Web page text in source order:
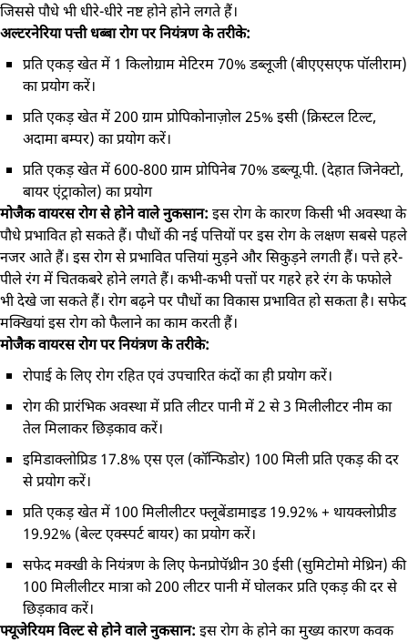
जिससे पौधे भी धीरे-धीरे नष्ट होने होने लगते हैं।
अल्टरनेरिया पत्ती धब्बा रोग पर नियंत्रण के तरीके:
प्रति एकड़ खेत में 1 किलोग्राम मेटिरम 70% डब्लूजी (बीएएसएफ पॉलीराम)
का प्रयोग करें।
प्रति एकड़ खेत में 200 ग्राम प्रोपिकोनाज़ोल 25% इसी (क्रिस्टल टिल्ट,
अदामा बम्पर) का प्रयोग करें।
प्रति एकड़ खेत में 600-800 ग्राम प्रोपिनेब 70% डब्ल्यू.पी. (देहात जिनेक्टो,
बायर एंट्राकोल) का प्रयोग
मोजैक वायरस रोग से होने वाले नुकसान: इस रोग के कारण किसी भी अवस्था के
पौधे प्रभावित हो सकते हैं। पौधों की नई पत्तियों पर इस रोग के लक्षण सबसे पहले
नजर आते हैं। इस रोग से प्रभावित पत्तियां मुड़ने और सिकुड़ने लगती हैं। पत्ते हरे-
पीले रंग में चितकबरे होने लगते हैं। कभी-कभी पत्तों पर गहरे हरे रंग के फफोले
भी देखे जा सकते हैं। रोग बढ़ने पर पौधों का विकास प्रभावित हो सकता है। सफेद
मक्खियां इस रोग को फैलाने का काम करती हैं।
मोजैक वायरस रोग पर नियंत्रण के तरीके:
रोपाई के लिए रोग रहित एवं उपचारित कंदों का ही प्रयोग करें।
रोग की प्रारंभिक अवस्था में प्रति लीटर पानी में 2 से 3 मिलीलीटर नीम का
तेल मिलाकर छिड़काव करें।
इमिडाक्लोप्रिड 17.8% एस एल (कॉन्फिडोर) 100 मिली प्रति एकड़ की दर
से प्रयोग करें।
प्रति एकड़ खेत में 100 मिलीलीटर फ्लूबेंडामाइड 19.92% + थायक्लोप्रीड
19.92% (बेल्ट एक्स्पर्ट बायर) का प्रयोग करें।
सफेद मक्खी के नियंत्रण के लिए फेनप्रोपॅथ्रीन 30 ईसी (सुमिटोमो मेथ्रिन) की
100 मिलीलीटर मात्रा को 200 लीटर पानी में घोलकर प्रति एकड़ की दर से
छिड़काव करें।
फ्यूजेरियम विल्ट से होने वाले नुकसान: इस रोग के होने का मुख्य कारण कवक